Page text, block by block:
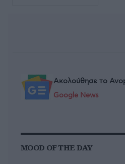
Ακολούθησε το
Google News
MOOD OF THE DAY